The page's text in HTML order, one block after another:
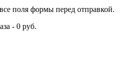
поля формы перед отправкой.
- 0 руб.